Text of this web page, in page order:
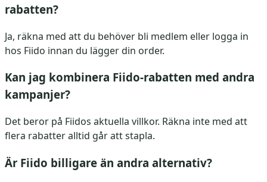
rabatten?
Ja, räkna med att du behöver bli medlem eller logga in
hos Fiido innan du lägger din order.
Kan jag kombinera Fiido-rabatten med andra
kampanjer?
Det beror på Fiidos aktuella villkor. Räkna inte med att
flera rabatter alltid går att stapla.
Är Fiido billigare än andra alternativ?